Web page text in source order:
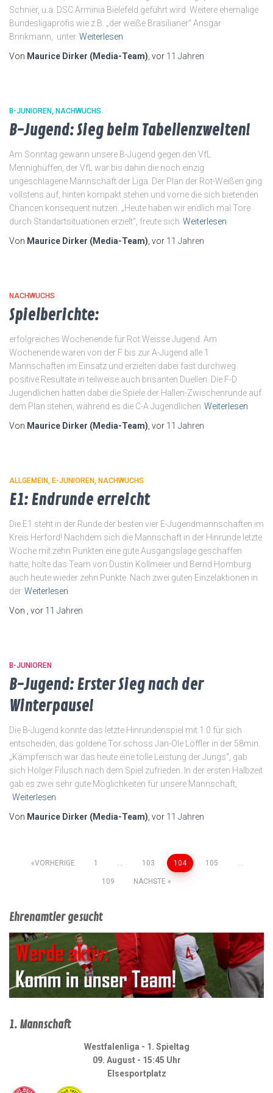
Schnier, u.a. DSC Arminia Bielefeld geführt wird. Weitere ehemalige
Bundesligaprofis wie z.B. „der weiße Brasilianer“ Ansgar
Brinkmann, unter Weiterlesen
Von Maurice Dirker (Media-Team) , vor 11 Jahren
B-JUNIOREN NACHWUCHS
B-Jugend: Sieg beim Tabellenzweiten!
Am Sonntag gewann unsere B-Jugend gegen den VfL
Mennighüffen, der VfL war bis dahin die noch einzig
ungeschlagene Mannschaft der Liga. Der Plan der Rot-Weißen ging
vollstens auf, hinten kompakt stehen und vorne die sich bietenden
Chancen konsequent nutzen. „Heute haben wir endlich mal Tore
durch Standartsituationen erzielt“, freute sich Weiterlesen
Von Maurice Dirker (Media-Team) , vor 11 Jahren
NACHWUCHS
Spielberichte:
erfolgreiches Wochenende für Rot Weisse Jugend. Am
Wochenende waren von der F bis zur A-Jugend alle 1
Mannschaften im Einsatz und erzielten dabei fast durchweg
positive Resultate in teilweise auch brisanten Duellen. Die F-D
Jugendlichen hatten dabei die Spiele der Hallen-Zwischenrunde auf
dem Plan stehen, während es die C-A Jugendlichen Weiterlesen
Von Maurice Dirker (Media-Team) , vor 11 Jahren
ALLGEMEIN E-JUNIOREN NACHWUCHS
E1: Endrunde erreicht
Die E1 steht in der Runde der besten vier E-Jugendmannschaften im
Kreis Herford! Nachdem sich die Mannschaft in der Hinrunde letzte
Woche mit zehn Punkten eine gute Ausgangslage geschaffen
hatte, holte das Team von Dustin Kollmeier und Bernd Homburg
auch heute wieder zehn Punkte. Nach zwei guten Einzelaktionen in
der Weiterlesen
Von
, vor 11 Jahren
B-JUNIOREN
B-Jugend: Erster Sieg nach der
Winterpause!
Die B-Jugend konnte das letzte Hinrundenspiel mit 1:0 für sich
entscheiden, das goldene Tor schoss Jan-Ole Löffler in der 58min.
„Kämpferisch war das heute eine tolle Leistung der Jungs“, gab
sich Holger Filusch nach dem Spiel zufrieden. In der ersten Halbzeit
gab es zwei sehr gute Möglichkeiten für unsere Mannschaft,
Weiterlesen
Von Maurice Dirker (Media-Team) , vor 11 Jahren
Seitennummerierung
Beiträge
VORHERIGE 1 … 103 104 105 …
109 NÄCHSTE
Ehrenamtler gesucht
1. Mannschaft
Westfalenliga - 1. Spieltag
09. August - 15:45 Uhr
Elsesportplatz